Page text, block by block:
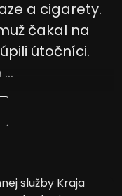
a cigarety.
čakal na
útočníci.